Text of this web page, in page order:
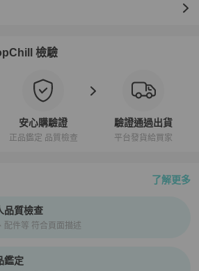
檢驗
安心購驗證
正品鑑定 品質檢查
驗證通過出貨
平台發貨給買家
了解更多
、安心購檢驗流程介紹
品質檢查
配件等 符合頁面描述
鑑定